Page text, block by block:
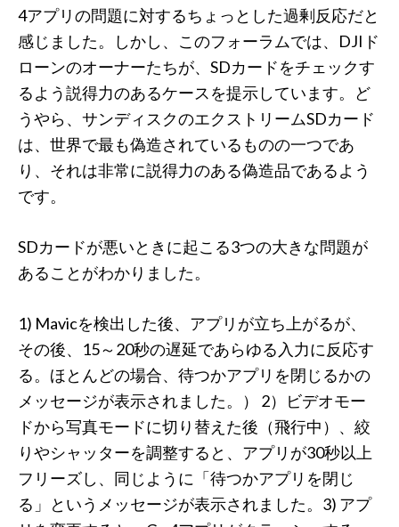
4アプリの問題に対するちょっとした過剰反応だと
感じました。しかし、このフォーラムでは、DJIド
ローンのオーナーたちが、SDカードをチェックす
るよう説得力のあるケースを提示しています。ど
うやら、サンディスクのエクストリームSDカード
は、世界で最も偽造されているものの一つであ
り、それは非常に説得力のある偽造品であるよう
です。
SDカードが悪いときに起こる3つの大きな問題が
あることがわかりました。
1) Mavicを検出した後、アプリが立ち上がるが、
その後、15～20秒の遅延であらゆる入力に反応す
る。ほとんどの場合、待つかアプリを閉じるかの
メッセージが表示されました。） 2）ビデオモー
ドから写真モードに切り替えた後（飛行中）、絞
りやシャッターを調整すると、アプリが30秒以上
フリーズし、同じように「待つかアプリを閉じ
る」というメッセージが表示されました。3) アプ